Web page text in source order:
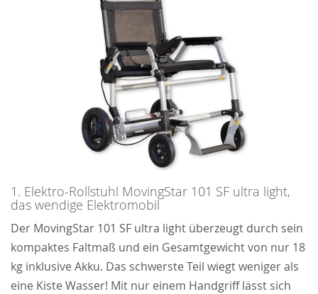
1. Elektro-Rollstuhl MovingStar 101 SF ultra light,
das wendige Elektromobil
Der MovingStar 101 SF ultra light überzeugt durch sein
kompaktes Faltmaß und ein Gesamtgewicht von nur 18
kg inklusive Akku. Das schwerste Teil wiegt weniger als
eine Kiste Wasser! Mit nur einem Handgriff lässt sich